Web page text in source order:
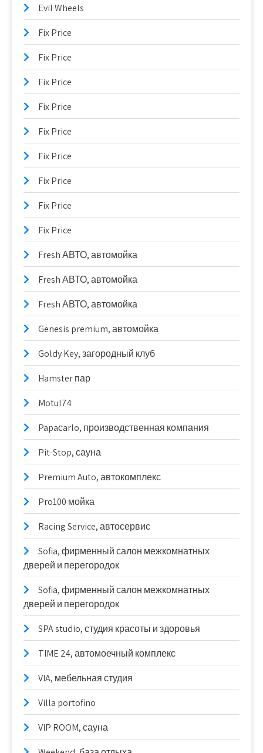
Evil Wheels
Fix Price
Fix Price
Fix Price
Fix Price
Fix Price
Fix Price
Fix Price
Fix Price
Fix Price
Fresh АВТО, автомойка
Fresh АВТО, автомойка
Fresh АВТО, автомойка
Genesis premium, автомойка
Goldy Key, загородный клуб
Hamster пар
Motul74
Papaсarlo, производственная компания
Pit-Stop, сауна
Premium Auto, автокомплекс
Pro100 мойка
Racing Service, автосервис
Sofia, фирменный салон межкомнатных
дверей и перегородок
Sofia, фирменный салон межкомнатных
дверей и перегородок
SPA studio, студия красоты и здоровья
TIME 24, автомоечный комплекс
VIA, мебельная студия
Villa portofino
VIP ROOM, сауна